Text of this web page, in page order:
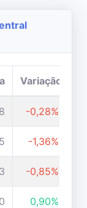
Variação
-0,28%
-1,36%
-0,85%
0,90%